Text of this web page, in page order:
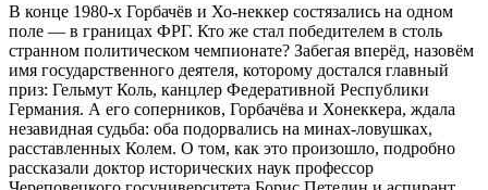
В конце 1980-х Горбачёв и Хо-неккер состязались на одном
поле — в границах ФРГ. Кто же стал победителем в столь
странном политическом чемпионате? Забегая вперёд, назовём
имя государственного деятеля, которому достался главный
приз: Гельмут Коль, канцлер Федеративной Республики
Германия. А его соперников, Горбачёва и Хонеккера, ждала
незавидная судьба: оба подорвались на минах-ловушках,
расставленных Колем. О том, как это произошло, подробно
рассказали доктор исторических наук профессор